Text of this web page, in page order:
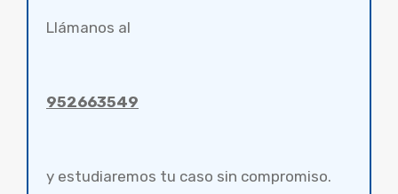
Llámanos al
952663549
y estudiaremos tu caso sin compromiso.